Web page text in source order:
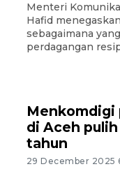
Menteri
Hafid
sebagaimana
perdagangan
di Aceh
tahun
29 December 2025